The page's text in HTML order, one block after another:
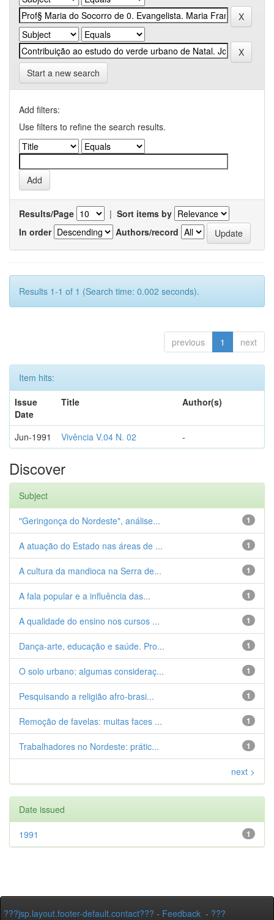
Start a new search
Add filters:
Use filters to refine the search results.
Results/Page | Sort items by
In order
Authors/record
Results 1-1 of 1 (Search time: 0.002 seconds).
previous 1 next
Item hits:
Issue
Date
Title Author(s)
Jun-1991 Vivência V.04 N. 02 -
Discover
Subject
1
"Geringonça do Nordeste", análise...
1
A atuação do Estado nas áreas de ...
1
A cultura da mandioca na Serra de...
1
A fala popular e a influência das...
1
A qualidade do ensino nos cursos ...
1
Dança-arte, educação e saúde. Pro...
1
O solo urbano: algumas consideraç...
1
Pesquisando a religião afro-brasi...
1
Remoção de favelas: muitas faces ...
1
Trabalhadores no Nordeste: prátic...
next >
Date issued
1
1991
???jsp.layout.footer-default.contact??? - Feedback - ???